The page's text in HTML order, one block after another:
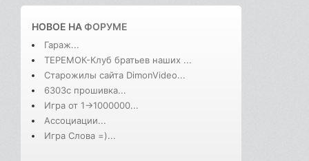
НОВОЕ НАФОРУМЕ
Гараж...
ТЕРЕМОК-Клуб братьев наших ...
Старожилы сайта DimonVideo...
6303с прошивка...
Игра от 1->1000000...
Ассоциации...
Игра Слова =)...